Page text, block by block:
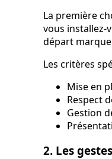
La première
vous installez-
départ
Les critères
Mise en
Respect
Gestion
2. Les